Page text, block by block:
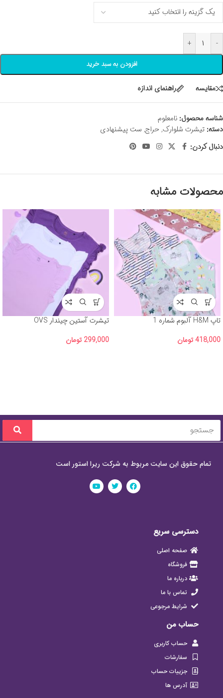
-
+
افزودن به سبد خرید
مقايسه راهنمای اندازه
شناسه محصول: نامعلوم
دسته: تیشرت شلوارک,حراج, ست پیشنهادی
دنبال کردن:
محصولات مشابه
تاپ H&M آلبوم شماره 1
418,000تومان
تیشرت آستین چیندار OVS
299,000 تومان
تمام حقوق این سایت مربوط به شرکت ریرا استور است
دسترسی سریع
صفحه اصلی
فروشگاه
درباره ما
تماس با ما
شرایط مرجوعی
حساب من
حساب کاربری
سفارشات
جزییات حساب
آدرس ها